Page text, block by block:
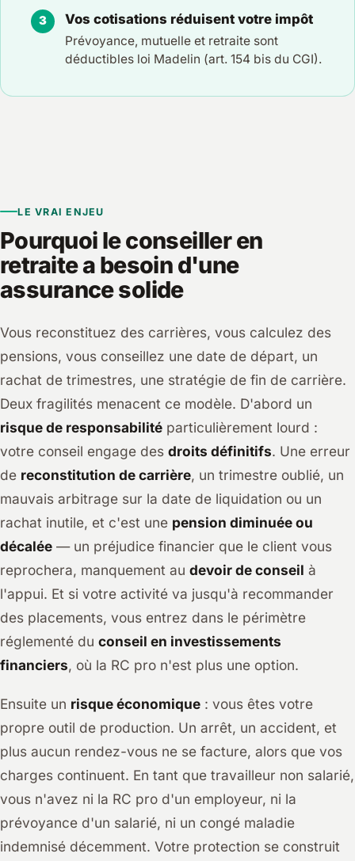
Vos cotisations réduisent votre impôt
Prévoyance, mutuelle et retraite sont
déductibles loi Madelin (art. 154 bis du CGI).
LE VRAI ENJEU
Pourquoi le conseiller en
retraite a besoin d'une
assurance solide
Vous reconstituez des carrières, vous calculez des
pensions, vous conseillez une date de départ, un
rachat de trimestres, une stratégie de fin de carrière.
Deux fragilités menacent ce modèle. D'abord un
risque de responsabilité particulièrement lourd :
votre conseil engage des droits définitifs. Une erreur
de reconstitution de carrière, un trimestre oublié, un
mauvais arbitrage sur la date de liquidation ou un
rachat inutile, et c'est une pension diminuée ou
décalée — un préjudice financier que le client vous
reprochera, manquement au devoir de conseil à
l'appui. Et si votre activité va jusqu'à recommander
des placements, vous entrez dans le périmètre
réglementé du conseil en investissements
financiers, où la RC pro n'est plus une option.
Ensuite un risque économique : vous êtes votre
propre outil de production. Un arrêt, un accident, et
plus aucun rendez-vous ne se facture, alors que vos
charges continuent. En tant que travailleur non salarié,
vous n'avez ni la RC pro d'un employeur, ni la
prévoyance d'un salarié, ni un congé maladie
indemnisé décemment. Votre protection se construit